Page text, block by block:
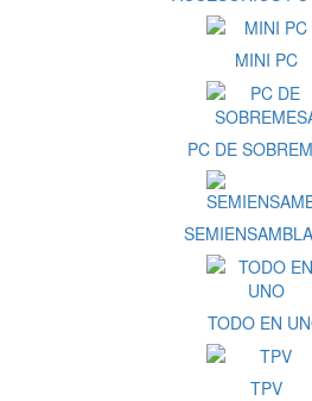
MINI PC
PC DE
TODO EN
TPV